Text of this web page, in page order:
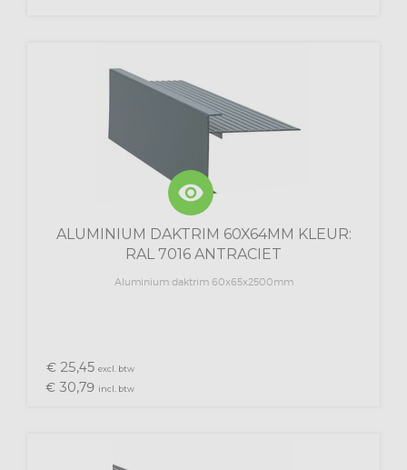
visibility
ALUMINIUM DAKTRIM 60X64MM KLEUR:
RAL 7016 ANTRACIET
Aluminium daktrim 60x65x2500mm
€25,45 excl. btw
€ 30,79 incl. btw